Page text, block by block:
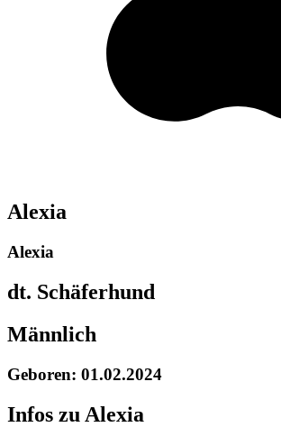
Alexia
Alexia
dt. Schäferhund
Männlich
Geboren: 01.02.2024
Infos zu Alexia